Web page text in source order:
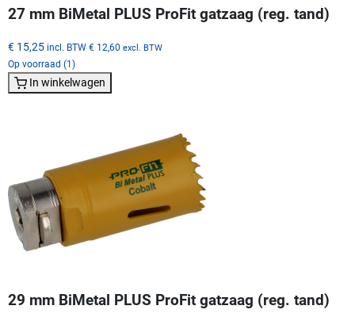
27 mm BiMetal PLUS ProFit gatzaag (reg. tand)
€ 15,25 incl. BTW € 12,60 excl. BTW
Op voorraad (1)
In winkelwagen
29 mm BiMetal PLUS ProFit gatzaag (reg. tand)